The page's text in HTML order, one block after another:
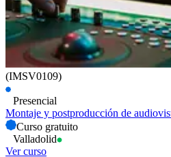
(IMSV0109)
Presencial
Montaje y postproducción de
Curso gratuito
Valladolid
Ver curso